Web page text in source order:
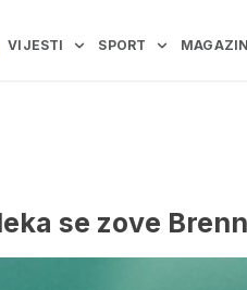
VIJESTI SPORT MAGAZIN
se zove